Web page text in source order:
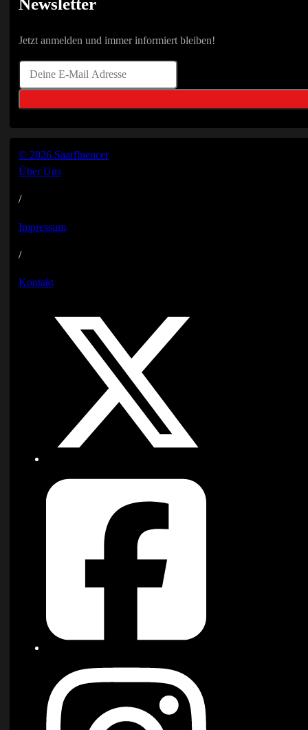
Newsletter
Jetzt anmelden und immer informiert bleiben!
© 2026 Saarfluencer
Über Uns
/
Impressum
/
Kontakt